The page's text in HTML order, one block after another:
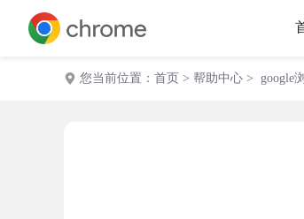
您当前位置： 首页 > 帮助中心 > google